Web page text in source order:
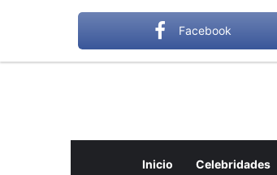
quarta-feira, agosto 5 2026 Notícias
Inicio Celebridades
Facebook